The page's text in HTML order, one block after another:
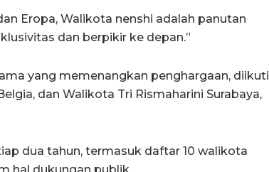
Eropa, Walikota nenshi adalah panutan
dan berpikir ke depan.”
yang memenangkan penghargaan, diikuti
dan Walikota Tri Rismaharini Surabaya,
dua tahun, termasuk daftar 10 walikota